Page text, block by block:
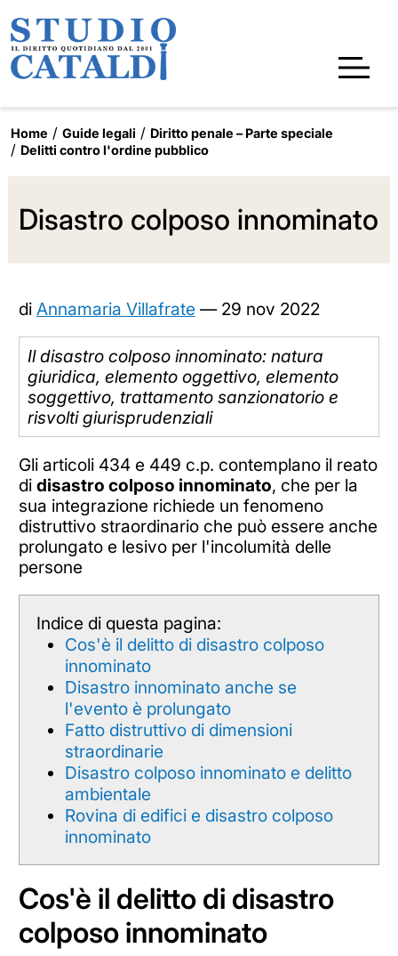
Home Guide legali
Diritto penale – Parte speciale
Delitti contro l'ordine pubblico
Disastro colposo innominato
di Annamaria Villafrate — 29 nov 2022
Il disastro colposo innominato: natura
giuridica, elemento oggettivo, elemento
soggettivo, trattamento sanzionatorio e
risvolti giurisprudenziali
Gli articoli 434 e 449 c.p. contemplano il reato
di disastro colposo innominato, che per la
sua integrazione richiede un fenomeno
distruttivo straordinario che può essere anche
prolungato e lesivo per l'incolumità delle
persone
Indice di questa pagina:
Cos'è il delitto di disastro colposo
innominato
Disastro innominato anche se
l'evento è prolungato
Fatto distruttivo di dimensioni
straordinarie
Disastro colposo innominato e delitto
ambientale
Rovina di edifici e disastro colposo
innominato
Cos'è il delitto di disastro
colposo innominato